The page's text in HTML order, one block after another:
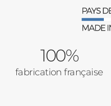
100%
fabrication française